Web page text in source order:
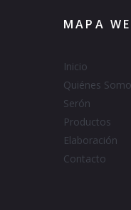
MAPA
Inicio
Quiénes
Serón
Productos
Elaboración
Contacto